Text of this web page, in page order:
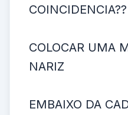
COINCIDENCIA??
COLOCAR UMA
NARIZ
EMBAIXO DA